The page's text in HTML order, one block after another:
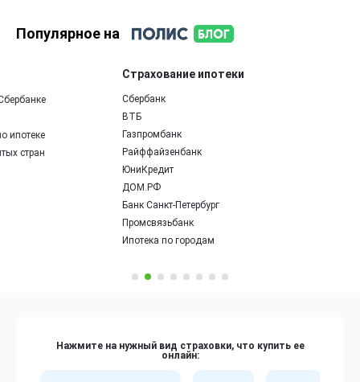
Популярное на
Страхование ипотеки
Райффайзенбанк
Банк Санкт-Петербург
Промсвязьбанк
Ипотека по городам
Нажмите на нужный вид страховки, что купить ее
онлайн: